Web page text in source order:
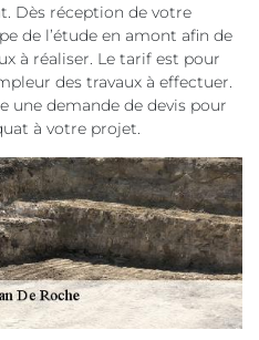
Dès réception de votre
de l’étude en amont afin de
à réaliser. Le tarif est pour
des travaux à effectuer.
une demande de devis pour
à votre projet.